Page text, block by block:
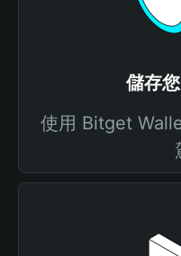
儲存
使用 Bitget